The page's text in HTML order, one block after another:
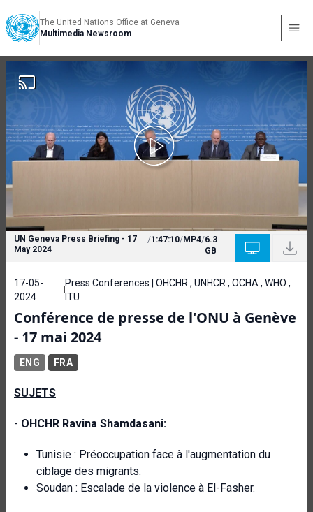
The United Nations Office at Geneva
Multimedia Newsroom
UN Geneva Press Briefing - 17
May 2024
/1:47:10/MP4/6.3
GB
17-05-
2024
Press Conferences | OHCHR , UNHCR , OCHA , WHO ,
ITU
Conférence de presse de l'ONU à Genève
- 17 mai 2024
ENG FRA
SUJETS
- OHCHR Ravina Shamdasani:
Tunisie : Préoccupation face à l'augmentation du
ciblage des migrants.
Soudan : Escalade de la violence à El-Fasher.